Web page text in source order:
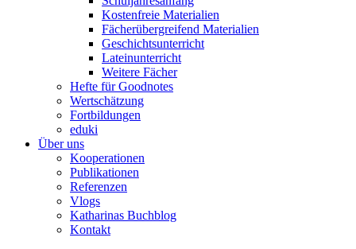
Kostenfreie Materialien
Fächerübergreifend Materialien
Geschichtsunterricht
Lateinunterricht
Weitere Fächer
Hefte für Goodnotes
Wertschätzung
Fortbildungen
eduki
Über uns
Kooperationen
Publikationen
Referenzen
Vlogs
Katharinas Buchblog
Kontakt